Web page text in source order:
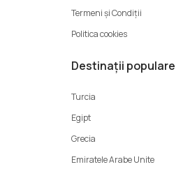
Termeni şi Condiții
Politica cookies
Destinații populare
Turcia
Egipt
Grecia
Emiratele Arabe Unite